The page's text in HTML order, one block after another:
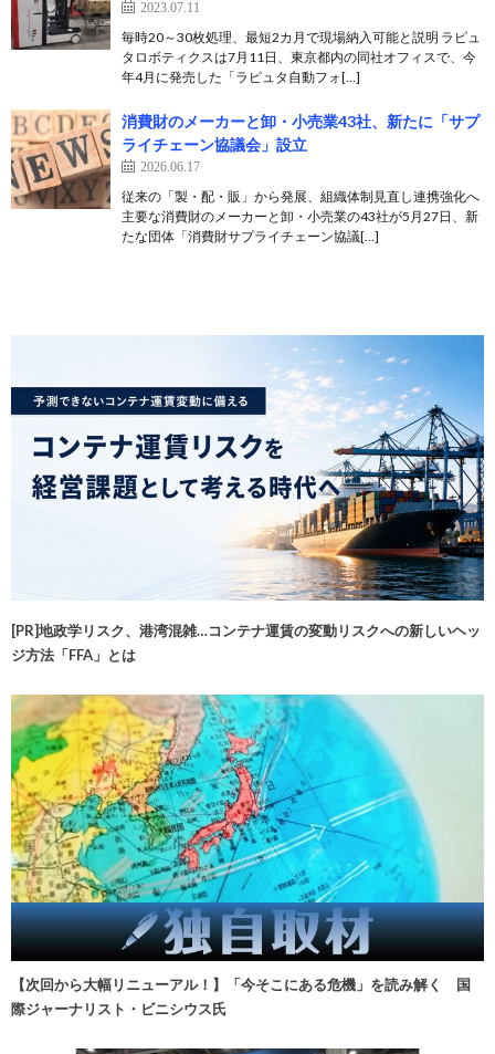
2023.07.11
毎時20～30枚処理、最短2カ月で現場納入可能と説明 ラピュ
タロボティクスは7月11日、東京都内の同社オフィスで、今
年4月に発売した「ラピュタ自動フォ[…]
消費財のメーカーと卸・小売業43社、新たに「サプ
ライチェーン協議会」設立
2026.06.17
従来の「製・配・販」から発展、組織体制見直し連携強化へ
主要な消費財のメーカーと卸・小売業の43社が5月27日、新
たな団体「消費財サプライチェーン協議[…]
[PR]地政学リスク、港湾混雑…コンテナ運賃の変動リスクへの新しいヘッ
ジ方法「FFA」とは
【次回から大幅リニューアル！】「今そこにある危機」を読み解く 国
際ジャーナリスト・ビニシウス氏